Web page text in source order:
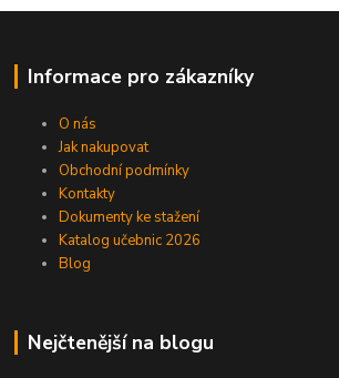
Informace pro zákazníky
O nás
Jak nakupovat
Obchodní podmínky
Kontakty
Dokumenty ke stažení
Katalog učebnic 2026
Blog
Nejčtenější na blogu